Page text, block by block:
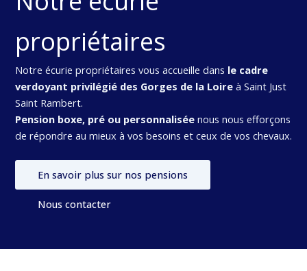
propriétaires
Notre écurie propriétaires vous accueille dans le cadre
verdoyant privilégié des Gorges de la Loireà Saint Just
Saint Rambert.
Pension boxe, pré ou personnaliséenous nous efforçons
de répondre au mieux à vos besoins et ceux de vos chevaux.
En savoir plus sur nos pensions
Nous contacter